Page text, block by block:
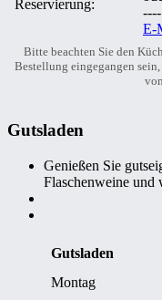
Reservierung:
----
E-
Bitte beachten Sie den
Bestellung eingegangen
Gutsladen
Genießen Sie
Flaschenweine und
Gutsladen
Montag